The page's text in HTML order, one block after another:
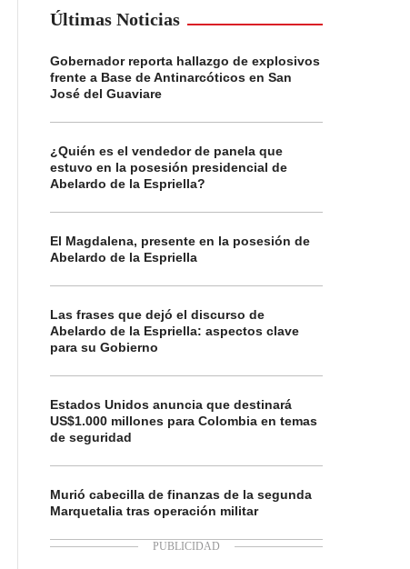
Últimas Noticias
Gobernador reporta hallazgo de explosivos
frente a Base de Antinarcóticos en San
José del Guaviare
¿Quién es el vendedor de panela que
estuvo en la posesión presidencial de
Abelardo de la Espriella?
El Magdalena, presente en la posesión de
Abelardo de la Espriella
Las frases que dejó el discurso de
Abelardo de la Espriella: aspectos clave
para su Gobierno
Estados Unidos anuncia que destinará
US$1.000 millones para Colombia en temas
de seguridad
Murió cabecilla de finanzas de la segunda
Marquetalia tras operación militar